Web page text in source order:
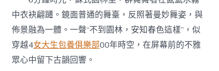
涯〉
中
中衣袂翩躚。鏡面普通的舞臺，反照著曼妙舞姿，與
佈景融為一體。一聲“不到園林，安知春色這樣”，似
穿越4女大生包養俱樂部00年時空，在屏幕前的不雅
眾心中留下古韻回響。